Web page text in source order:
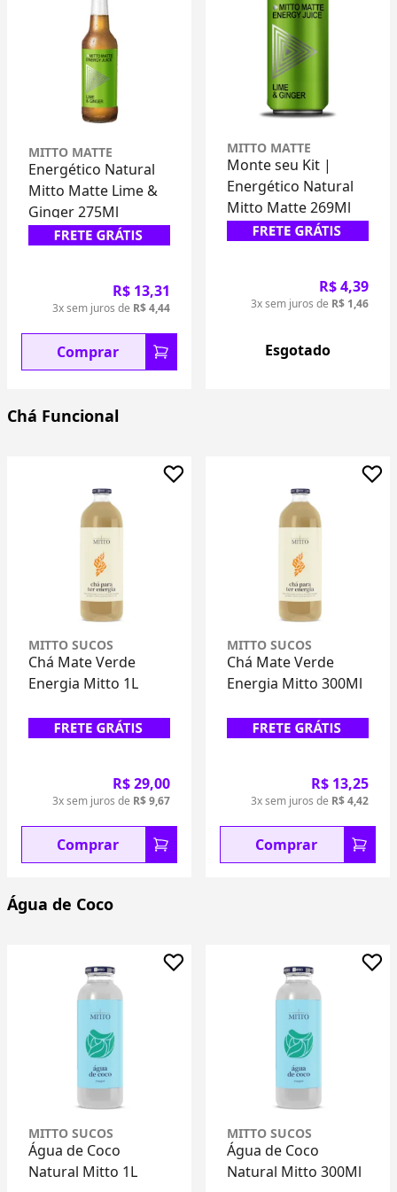
MITTO MATTE
Monte seu Kit |
Energético Natural
Mitto Matte 269Ml
R$ 4,39
3x sem juros deR$ 1,46
Esgotado
MITTO MATTE
Energético Natural
Mitto Matte Lime &
Ginger 269Ml
R$ 13,31
3x sem juros deR$ 4,44
Esgotado
Chá Funcional
MITTO SUCOS
Chá Mate Verde
Energia Mitto 1L
R$ 29,00
3x sem juros de R$ 9,67
Comprar
MITTO SUCOS
Chá Mate Verde
Energia Mitto 300Ml
R$ 13,25
3x sem juros de R$ 4,42
Comprar
Água de Coco
MITTO SUCOS
Água de Coco
Natural Mitto 1L
MITTO SUCOS
Água de Coco
Natural Mitto 300Ml